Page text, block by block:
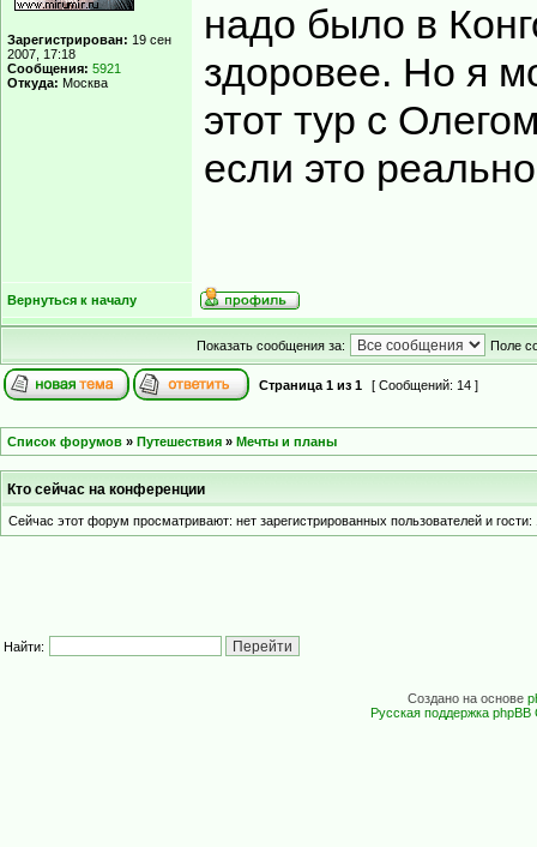
Зарегистрирован: 19 сен
2007, 17:18
Сообщения: 5921
Откуда: Москва
надо было в
здоровее. Но я
этот тур с
если это
Вернуться к началу
Показать сообщения за: Поле
Страница 1 из 1 [ Сообщений: 14 ]
Список форумов » Путешествия » Мечты и планы
Кто сейчас на конференции
Сейчас этот форум просматривают: нет зарегистрированных пользователей и гости:
Найти:
Создано на основе
Русская поддержка phpBB